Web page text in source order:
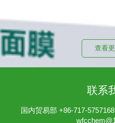
查看
联系
国内贸易部 +86-717-